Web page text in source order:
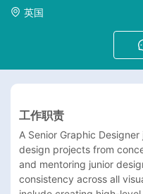
英国
工作职责
A Senior Graphic
design projects from
and mentoring junior
consistency across all